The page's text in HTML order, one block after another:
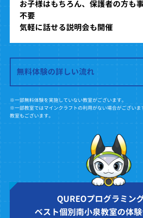
お子様はもちろん、保護者の方も
不要
気軽に話せる説明会も開催
無料体験の詳しい流れ
※一部無料体験を実施していない教室がございます。
※一部教室ではマインクラフトの利用がない場合がございま
教室もございます。
QUREOプログラミン
ベスト個別南小泉教室の体